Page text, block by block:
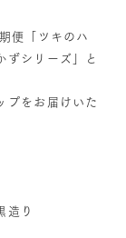
便「ツキのハ
ずシリーズ」と
プをお届けいた
造り